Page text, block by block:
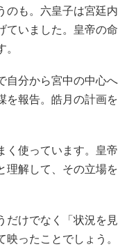
のも。六皇子は宮廷内
ていました。皇帝の命
自分から宮中の中心へ
を報告。皓月の計画を
く使っています。皇帝
理解して、その立場を
だけでなく「状況を見
ったことでしょう。